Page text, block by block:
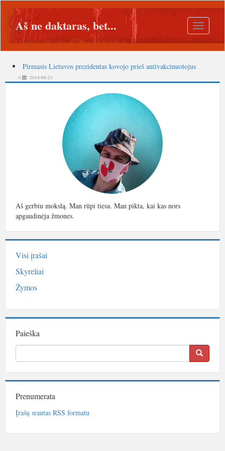
Toggle
Aš ne daktaras, bet...
Pirmasis Lietuvos prezidentas kovojo prieš antivakcinuotojus
// 2014-04-23
Aš gerbiu mokslą. Man rūpi tiesa. Man pikta, kai kas nors
apgaudinėja žmones.
Visi įrašai
Skyreliai
Žymos
Paieška
Prenumerata
Įrašų srautas RSS formatu